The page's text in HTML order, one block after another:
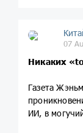
07
Никаких
Газета
ИИ, в